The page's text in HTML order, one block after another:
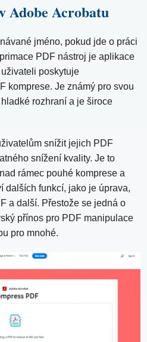
Adobe Acrobatu
jméno, pokud jde o práci
PDF nástroj je aplikace
poskytuje
komprese. Je známý pro svou
rozhraní a je široce
snížit jejich PDF
snížení kvality. Je to
rámec pouhé komprese a
dalších funkcí, jako je úprava,
a další. Přestože se jedná o
přínos pro PDF manipulace
pro mnohé.